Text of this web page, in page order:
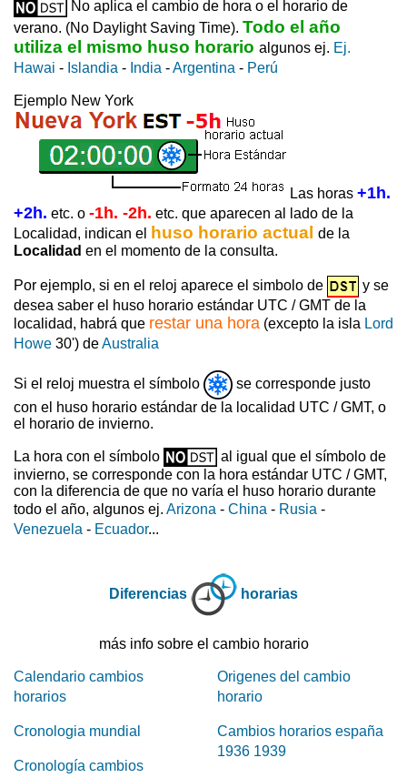
No aplica el cambio de hora o el horario de
verano. (No Daylight Saving Time). Todo el año
utiliza el mismo huso horario algunos ej. Ej.
Hawai - Islandia - India -Argentina - Perú
Ejemplo New York
Las horas +1h.
+2h. etc. o -1h. -2h. etc. que aparecen al lado de la
Localidad, indican el huso horario actual de la
Localidad en el momento de la consulta.
Por ejemplo, si en el reloj aparece el simbolo de
y se
desea saber el huso horario estándar UTC / GMT de la
localidad, habrá que restar una hora (excepto la isla Lord
Howe 30') deAustralia
Si el reloj muestra el símbolo
se corresponde justo
con el huso horario estándar de la localidad UTC / GMT, o
el horario de invierno.
La hora con el símbolo
al igual que el símbolo de
invierno, se corresponde con la hora estándar UTC / GMT,
con la diferencia de que no varía el huso horario durante
todo el año, algunos ej. Arizona - China - Rusia -
Venezuela - Ecuador...
Diferencias horarias
más info sobre el cambio horario
Calendario cambios
horarios
Cronologia mundial
Cronología cambios
Origenes del cambio
horario
Cambios horarios españa
1936 1939